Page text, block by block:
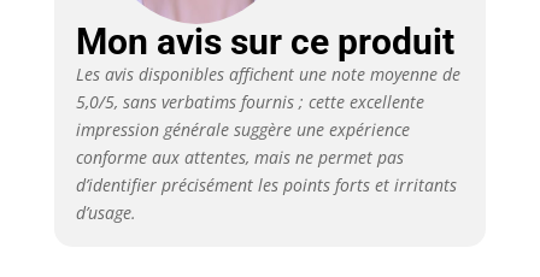
Mon avis sur ce produit
Les avis disponibles affichent une note moyenne de
5,0/5, sans verbatims fournis ; cette excellente
impression générale suggère une expérience
conforme aux attentes, mais ne permet pas
d’identifier précisément les points forts et irritants
d’usage.